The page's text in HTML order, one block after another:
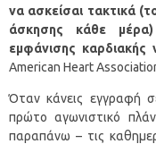
να ασκείσαι τακτικά
άσκησης κάθε
εμφάνισης καρδιακής
American Heart
Όταν κάνεις εγγραφή
πρώτο αγωνιστικό
παραπάνω – τις